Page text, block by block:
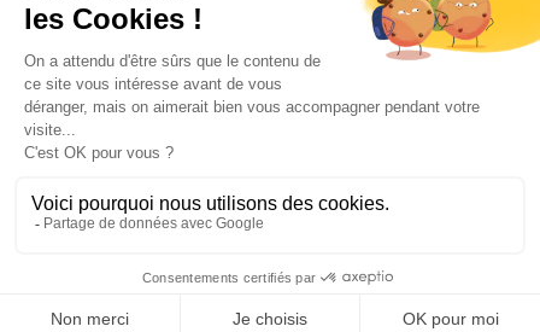
CONTACTEZ-NOUS
Téléphone : 03 20 79 18 64
Le Fournil bio ©2024 -
Politiques de confidentialités